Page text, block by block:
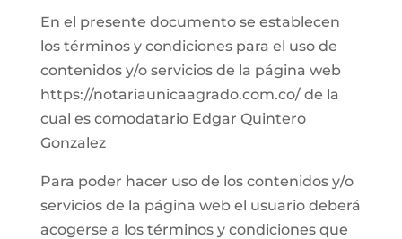
En el presente documento se establecen
los términos y condiciones para el uso de
contenidos y/o servicios de la página web
https://notariaunicaagrado.com.co/ de la
cual es comodatario Edgar Quintero
Gonzalez
Para poder hacer uso de los contenidos y/o
servicios de la página web el usuario deberá
acogerse a los términos y condiciones que